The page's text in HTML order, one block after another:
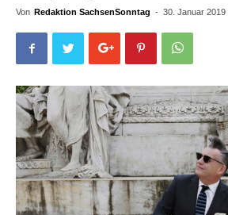
Von Redaktion SachsenSonntag - 30. Januar 2019